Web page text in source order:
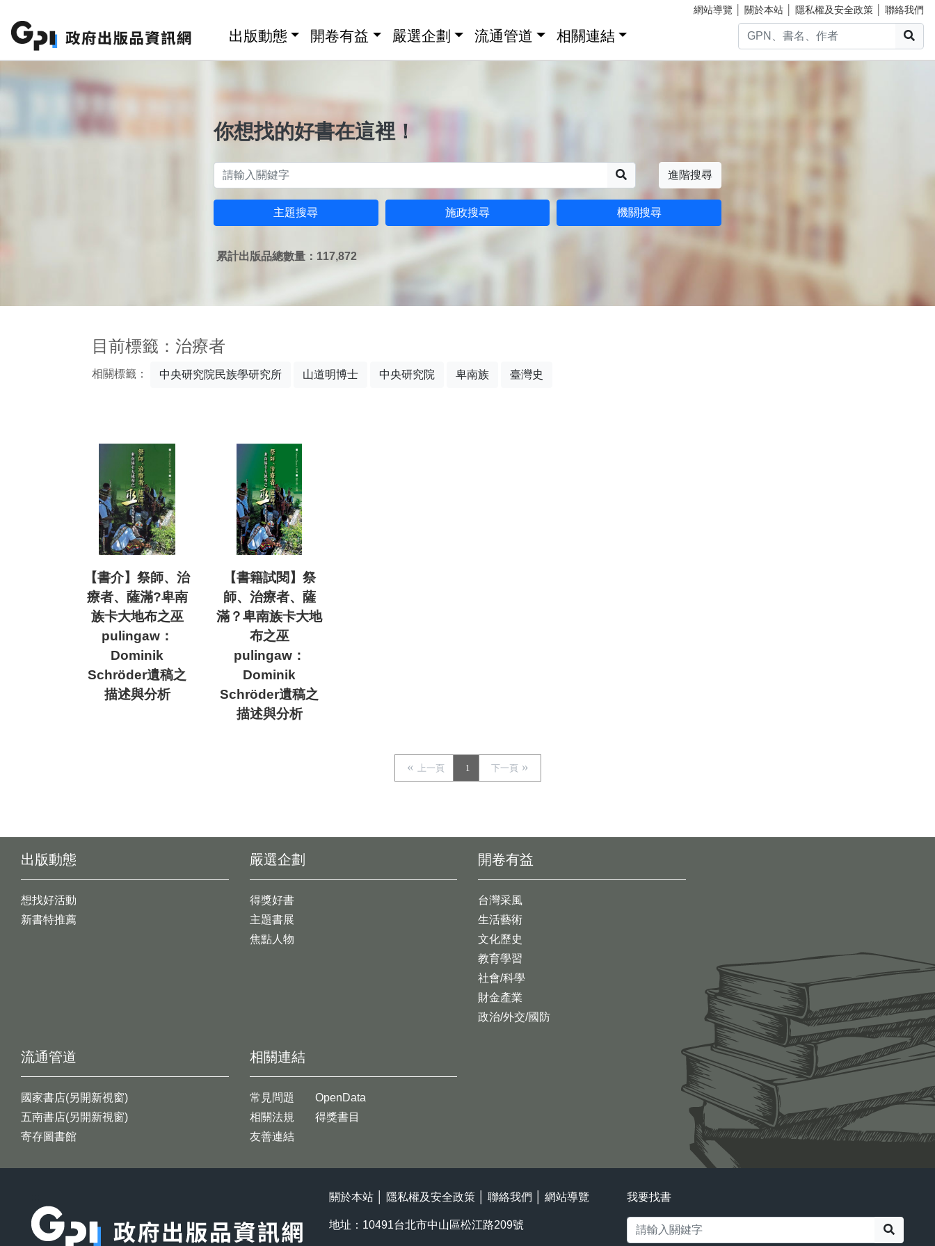
網站導覽 關於本站 隱私權及安全政策 聯絡我們
出版動態 開卷有益 嚴選企劃 流通管道 相關連結
你想找的好書在這裡！
進階搜尋
主題搜尋 施政搜尋 機關搜尋
累計出版品總數量：117,872
目前標籤：治療者
相關標籤： 中央研究院民族學研究所 山道明博士 中央研究院 卑南族 臺灣史
【書介】祭師、治
療者、薩滿?卑南
族卡大地布之巫
pulingaw：
Dominik
Schröder遺稿之
描述與分析
【書籍試閱】祭
師、治療者、薩
滿？卑南族卡大地
布之巫
pulingaw：
Dominik
Schröder遺稿之
描述與分析
上一頁 1 下一頁
出版動態
想找好活動
新書特推薦
開卷有益
台灣采風
生活藝術
文化歷史
教育學習
社會/科學
財金產業
政治/外交/國防
嚴選企劃
得獎好書
主題書展
焦點人物
流通管道
國家書店(另開新視窗)
五南書店(另開新視窗)
寄存圖書館
相關連結
常見問題
相關法規
友善連結
OpenData
得獎書目
關於本站 隱私權及安全政策 聯絡我們 網站導覽
地址：10491台北市中山區松江路209號
我要找書